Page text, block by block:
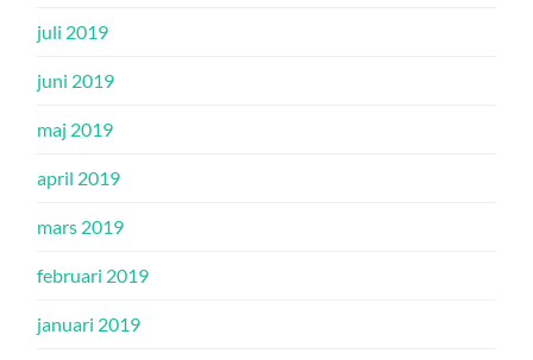
juli 2019
juni 2019
maj 2019
april 2019
mars 2019
februari 2019
januari 2019